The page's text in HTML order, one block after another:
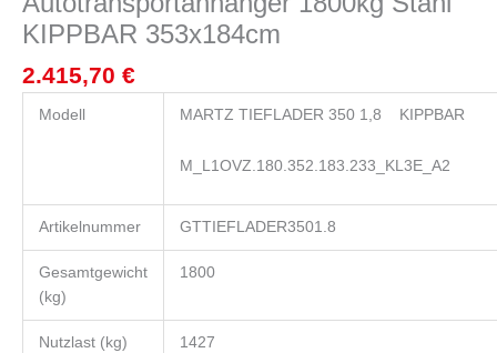
KIPPBAR 353x184cm
2.415,70 €
Modell MARTZ TIEFLADER 350 1,8 KIPPBAR
M_L1OVZ.180.352.183.233_KL3E_A2
Artikelnummer GTTIEFLADER3501.8
Gesamtgewicht
(kg)
1800
Nutzlast (kg) 1427